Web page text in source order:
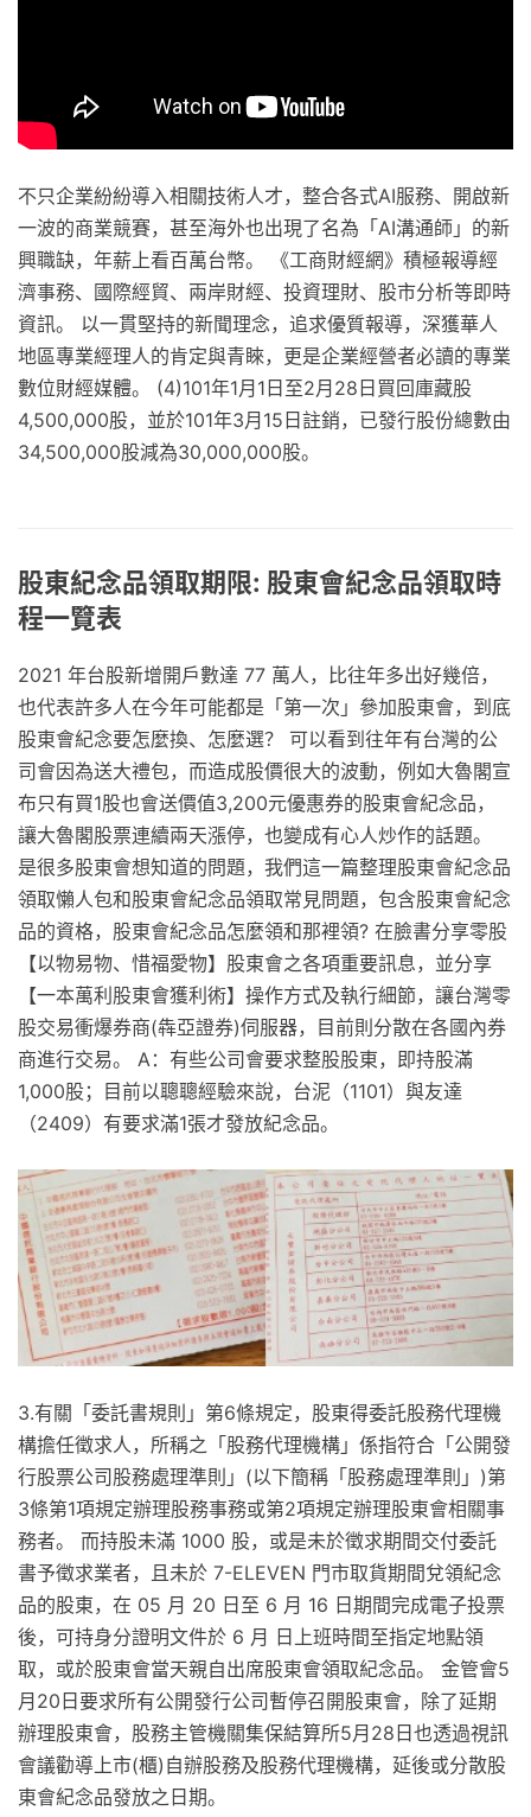
不只企業紛紛導入相關技術人才，整合各式AI服務、開啟新
一波的商業競賽，甚至海外也出現了名為「AI溝通師」的新
興職缺，年薪上看百萬台幣。 《工商財經網》積極報導經
濟事務、國際經貿、兩岸財經、投資理財、股市分析等即時
資訊。 以一貫堅持的新聞理念，追求優質報導，深獲華人
地區專業經理人的肯定與青睞，更是企業經營者必讀的專業
數位財經媒體。 (4)101年1月1日至2月28日買回庫藏股
4,500,000股，並於101年3月15日註銷，已發行股份總數由
34,500,000股減為30,000,000股。
股東紀念品領取期限: 股東會紀念品領取時
程一覽表
2021 年台股新增開戶數達 77 萬人，比往年多出好幾倍，
也代表許多人在今年可能都是「第一次」參加股東會，到底
股東會紀念要怎麼換、怎麼選？ 可以看到往年有台灣的公
司會因為送大禮包，而造成股價很大的波動，例如大魯閣宣
布只有買1股也會送價值3,200元優惠券的股東會紀念品，
讓大魯閣股票連續兩天漲停，也變成有心人炒作的話題。
是很多股東會想知道的問題，我們這一篇整理股東會紀念品
領取懶人包和股東會紀念品領取常見問題，包含股東會紀念
品的資格，股東會紀念品怎麼領和那裡領? 在臉書分享零股
【以物易物、惜福愛物】股東會之各項重要訊息，並分享
【一本萬利股東會獲利術】操作方式及執行細節，讓台灣零
股交易衝爆券商(犇亞證券)伺服器，目前則分散在各國內券
商進行交易。 A：有些公司會要求整股股東，即持股滿
1,000股；目前以聰聰經驗來說，台泥（1101）與友達
（2409）有要求滿1張才發放紀念品。
3.有關「委託書規則」第6條規定，股東得委託股務代理機
構擔任徵求人，所稱之「股務代理機構」係指符合「公開發
行股票公司股務處理準則」(以下簡稱「股務處理準則」)第
3條第1項規定辦理股務事務或第2項規定辦理股東會相關事
務者。 而持股未滿 1000 股，或是未於徵求期間交付委託
書予徵求業者，且未於 7-ELEVEN 門市取貨期間兌領紀念
品的股東，在 05 月 20 日至 6 月 16 日期間完成電子投票
後，可持身分證明文件於 6 月 日上班時間至指定地點領
取，或於股東會當天親自出席股東會領取紀念品。 金管會5
月20日要求所有公開發行公司暫停召開股東會，除了延期
辦理股東會，股務主管機關集保結算所5月28日也透過視訊
會議勸導上市(櫃)自辦股務及股務代理機構，延後或分散股
東會紀念品發放之日期。